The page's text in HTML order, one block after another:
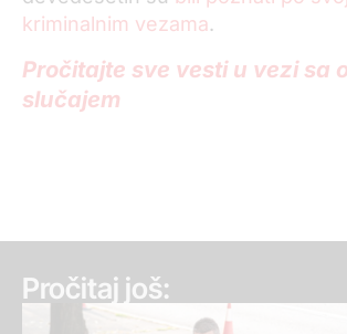
kriminalnim vezama.
Pročitajte sve vesti u vezi sa
slučajem
Pročitaj još: